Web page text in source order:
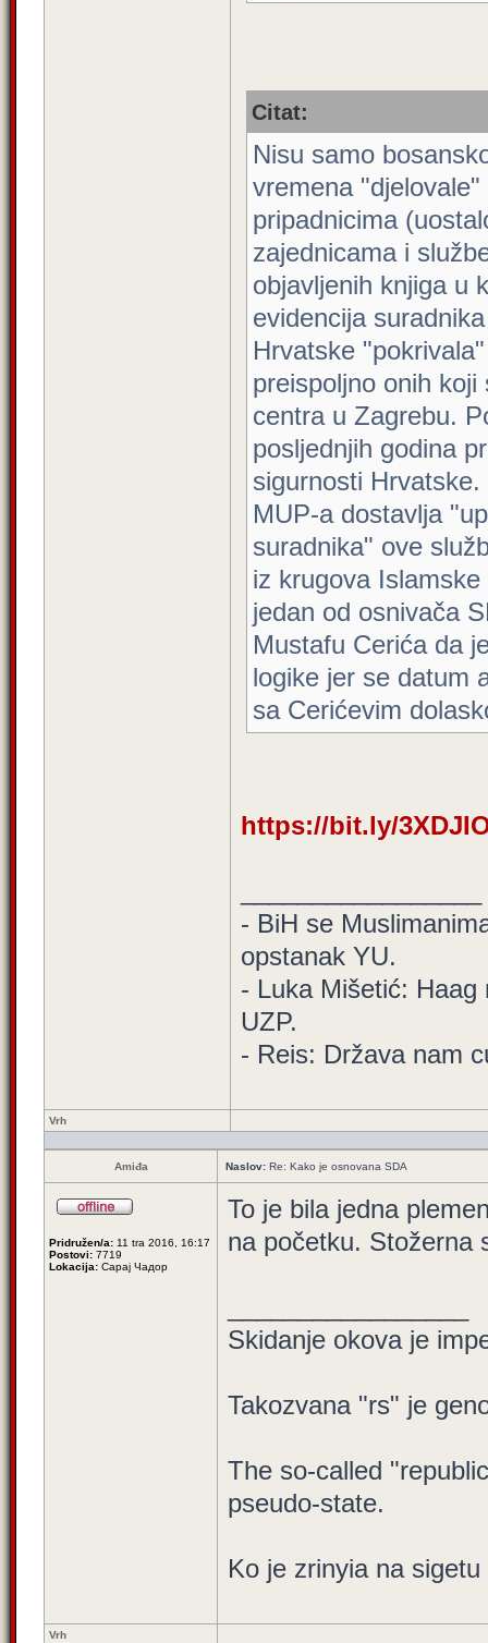
Citat:
Nisu samo
vremena
pripadnicima
zajednicama i
objavljenih knjiga u
evidencija
Hrvatske
preispoljno onih
centra u Zagrebu.
posljednjih godina
sigurnosti
MUP-a dostavlja
suradnika" ove
iz krugova
jedan od osnivača
Mustafu Cerića da
logike jer se datum
sa Cerićevim
https://bit.ly/
- BiH se
opstanak YU.
- Luka Mišetić: Haag
UZP.
- Reis: Država nam
Vrh
Amiđa Naslov: Re: Kako je osnovana SDA
Pridružen/a: 11 tra 2016, 16:17
Postovi: 7719
Lokacija: Сарај Чадор
To je bila jedna
na početku. Stožerna
Skidanje okova je
Takozvana "rs" je
The so-called
pseudo-state.
Ko je zrinyia na
Vrh